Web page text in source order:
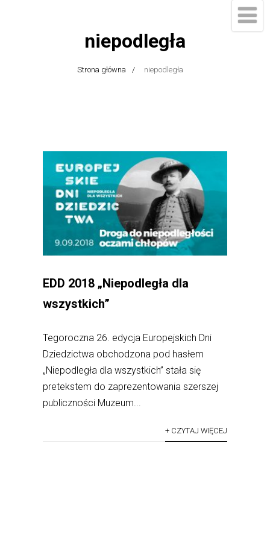
niepodległa
Strona główna niepodległa
EDD 2018 „Niepodległa dla
wszystkich”
Tegoroczna 26. edycja Europejskich Dni
Dziedzictwa obchodzona pod hasłem
„Niepodległa dla wszystkich” stała się
pretekstem do zaprezentowania szerszej
publiczności Muzeum...
+ CZYTAJ WIĘCEJ